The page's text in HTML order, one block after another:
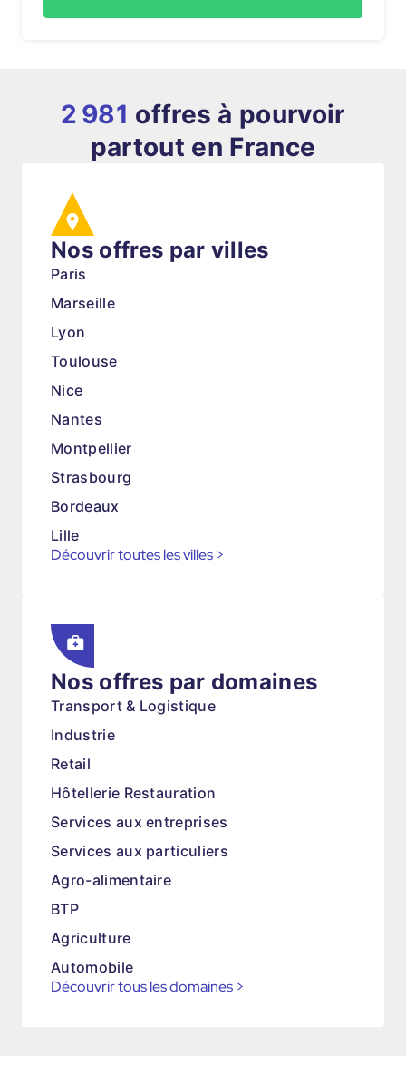
2 981 offres à pourvoir
partout en France
Nos offres par villes
Paris
Marseille
Lyon
Toulouse
Nice
Nantes
Montpellier
Strasbourg
Bordeaux
Lille
Découvrir toutes les villes >
Nos offres par domaines
Transport & Logistique
Industrie
Retail
Hôtellerie Restauration
Services aux entreprises
Services aux particuliers
Agro-alimentaire
BTP
Agriculture
Automobile
Découvrir tous les domaines >